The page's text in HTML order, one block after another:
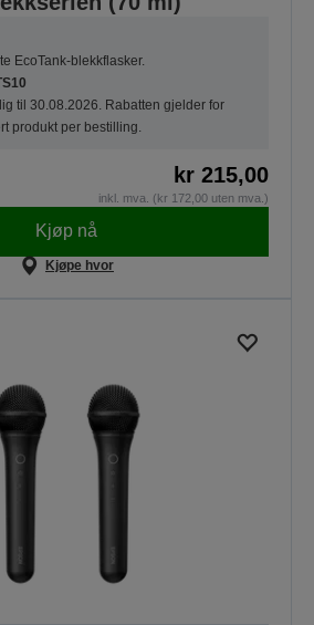
EcoTank-blekkflasker.
til 30.08.2026. Rabatten gjelder for
produkt per bestilling.
kr 215,00
inkl. mva. (kr 172,00 uten mva.)
Kjøp nå
Kjøpe hvor